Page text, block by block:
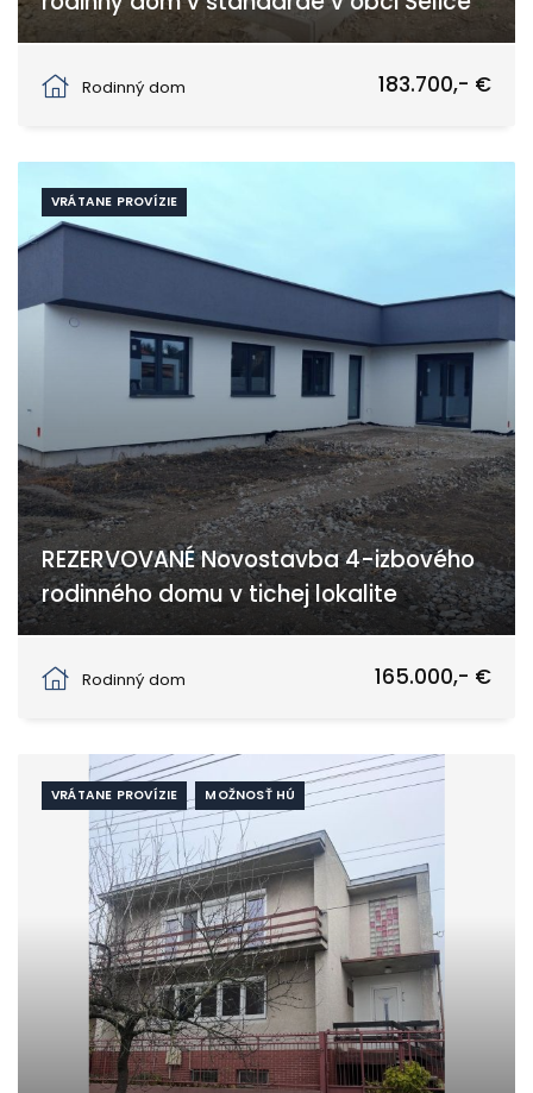
Rodinný dom
183.700,- €
VRÁTANE PROVÍZIE
REZERVOVANÉ Novostavba 4-izbového
rodinného domu v tichej lokalite
Rodinný dom
165.000,- €
VRÁTANE PROVÍZIE MOŽNOSŤ HÚ